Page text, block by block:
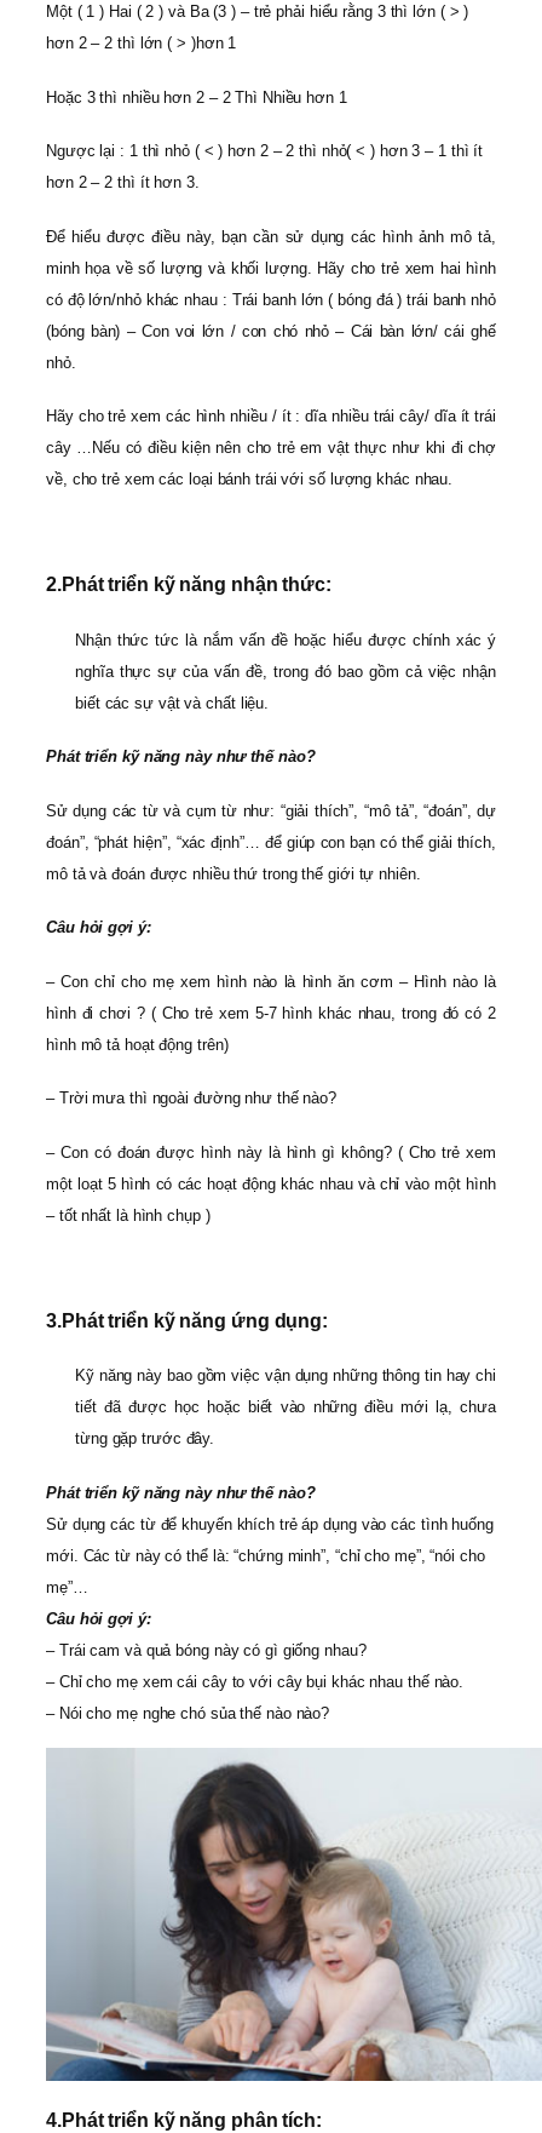
Một ( 1 ) Hai ( 2 ) và Ba (3 ) – trẻ phải hiểu rằng 3 thì lớn ( > )
hơn 2 – 2 thì lớn ( > )hơn 1
Hoặc 3 thì nhiều hơn 2 – 2 Thì Nhiều hơn 1
Ngược lại : 1 thì nhỏ ( < ) hơn 2 – 2 thì nhỏ( < ) hơn 3 – 1 thì ít
hơn 2 – 2 thì ít hơn 3.
Để hiểu được điều này, bạn cần sử dụng các hình ảnh mô tả,
minh họa về số lượng và khối lượng. Hãy cho trẻ xem hai hình
có độ lớn/nhỏ khác nhau : Trái banh lớn ( bóng đá ) trái banh nhỏ
(bóng bàn) – Con voi lớn / con chó nhỏ – Cái bàn lớn/ cái ghế
nhỏ.
Hãy cho trẻ xem các hình nhiều / ít : dĩa nhiều trái cây/ dĩa ít trái
cây …Nếu có điều kiện nên cho trẻ em vật thực như khi đi chợ
về, cho trẻ xem các loại bánh trái với số lượng khác nhau.
2.Phát triển kỹ năng nhận thức:
Nhận thức tức là nắm vấn đề hoặc hiểu được chính xác ý
nghĩa thực sự của vấn đề, trong đó bao gồm cả việc nhận
biết các sự vật và chất liệu.
Phát triển kỹ năng này như thế nào?
Sử dụng các từ và cụm từ như: “giải thích”, “mô tả”, “đoán”, dự
đoán”, “phát hiện”, “xác định”… để giúp con bạn có thể giải thích,
mô tả và đoán được nhiều thứ trong thế giới tự nhiên.
Câu hỏi gợi ý:
– Con chỉ cho mẹ xem hình nào là hình ăn cơm – Hình nào là
hình đi chơi ? ( Cho trẻ xem 5-7 hình khác nhau, trong đó có 2
hình mô tả hoạt động trên)
– Trời mưa thì ngoài đường như thế nào?
– Con có đoán được hình này là hình gì không? ( Cho trẻ xem
một loạt 5 hình có các hoạt động khác nhau và chỉ vào một hình
– tốt nhất là hình chụp )
3.Phát triển kỹ năng ứng dụng:
Kỹ năng này bao gồm việc vận dụng những thông tin hay chi
tiết đã được học hoặc biết vào những điều mới lạ, chưa
từng gặp trước đây.
Phát triển kỹ năng này như thế nào?
Sử dụng các từ để khuyến khích trẻ áp dụng vào các tình huống
mới. Các từ này có thể là: “chứng minh”, “chỉ cho mẹ”, “nói cho
mẹ”…
Câu hỏi gợi ý:
– Trái cam và quả bóng này có gì giống nhau?
– Chỉ cho mẹ xem cái cây to với cây bụi khác nhau thế nào.
– Nói cho mẹ nghe chó sủa thế nào nào?
4.Phát triển kỹ năng phân tích: